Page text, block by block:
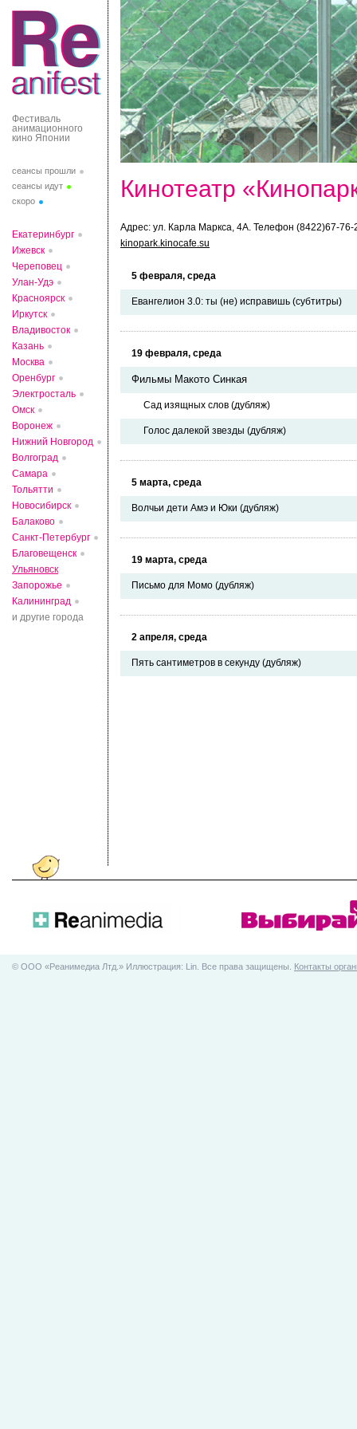
Фестиваль
анимационного
кино Японии
сеансы прошли
сеансы идут
скоро
Екатеринбург
Ижевск
Череповец
Улан-Удэ
Красноярск
Иркутск
Владивосток
Казань
Москва
Оренбург
Электросталь
Омск
Воронеж
Нижний Новгород
Волгоград
Самара
Тольятти
Новосибирск
Балаково
Санкт-Петербург
Благовещенск
Ульяновск
Запорожье
Калининград
и другие города
Кинотеатр
Адрес: ул. Карла Маркса, 4А. Телефон (8422)67-76-
kinopark.kinocafe.su
5 февраля, среда
Евангелион 3.0: ты (не) исправишь (субтитры)
19 февраля, среда
Фильмы Макото Синкая
Сад изящных слов (дубляж)
Голос далекой звезды (дубляж)
5 марта, среда
Волчьи дети Амэ и Юки (дубляж)
19 марта, среда
Письмо для Момо (дубляж)
2 апреля, среда
Пять сантиметров в секунду (дубляж)
© ООO «Реанимедиа Лтд.» Иллюстрация: Lin. Все права защищены. Контакты